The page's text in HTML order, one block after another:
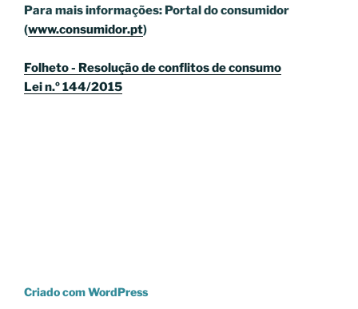
Para mais informações: Portal do consumidor
(www.consumidor.pt)
Folheto - Resolução de conflitos de consumo
Lei n.º 144/2015
Criado com WordPress